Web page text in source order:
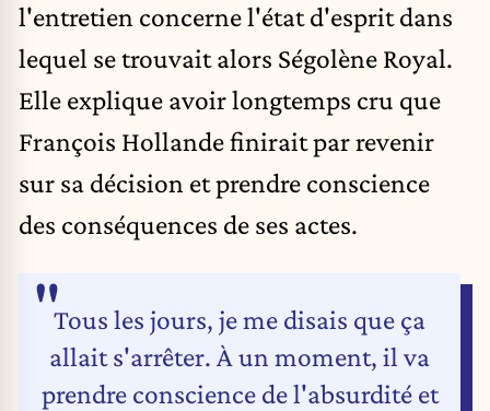
l'entretien concerne l'état d'esprit dans
lequel se trouvait alors Ségolène Royal.
Elle explique avoir longtemps cru que
François Hollande finirait par revenir
sur sa décision et prendre conscience
des conséquences de ses actes.
Tous les jours, je me disais que ça
allait s'arrêter. À un moment, il va
prendre conscience de l'absurdité et